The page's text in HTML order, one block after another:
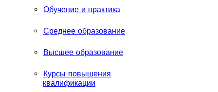
Обучение и практика
Среднее образование
Высшее образование
Курсы повышения
квалификации